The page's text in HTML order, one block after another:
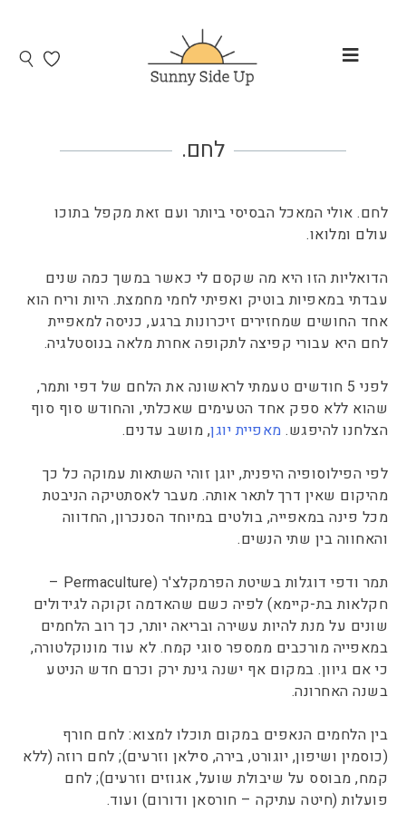
לחם.
לחם. אולי המאכל הבסיסי ביותר ועם זאת מקפל בתוכו
עולם ומלואו.
הדואליות הזו היא מה שקסם לי כאשר במשך כמה שנים
עבדתי במאפיות בוטיק ואפיתי לחמי מחמצת. היות וריח הוא
אחד החושים שמחזירים זיכרונות ברגע, כניסה למאפיית
לחם היא עבורי קפיצה לתקופה אחרת מלאה בנוסטלגיה.
לפני 5 חודשים טעמתי לראשונה את הלחם של דפי ותמר,
שהוא ללא ספק אחד הטעימים שאכלתי, והחודש סוף סוף
הצלחנו להיפגש. מאפיית יוגן, מושב עדנים.
לפי הפילוסופיה היפנית, יוגן זוהי השתאות עמוקה כל כך
מהיקום שאין דרך לתאר אותה. מעבר לאסתטיקה הניבטת
מכל פינה במאפייה, בולטים במיוחד הסנכרון, החדווה
והאחווה בין שתי הנשים.
תמר ודפי דוגלות בשיטת הפרמקלצ'ר (Permaculture –
חקלאות בת-קיימא) לפיה כשם שהאדמה זקוקה לגידולים
שונים על מנת להיות עשירה ובריאה יותר, כך רוב הלחמים
במאפייה מורכבים ממספר סוגי קמח. לא עוד מונוקלטורה,
כי אם גיוון. במקום אף ישנה גינת ירק וכרם חדש הניטע
בשנה האחרונה.
בין הלחמים הנאפים במקום תוכלו למצוא: לחם חורף
(כוסמין ושיפון, יוגורט, בירה, סילאן וזרעים); לחם רוזה (ללא
קמח, מבוסס על שיבולת שועל, אגוזים וזרעים); לחם
פועלות (חיטה עתיקה – חורסאן ודורום) ועוד.